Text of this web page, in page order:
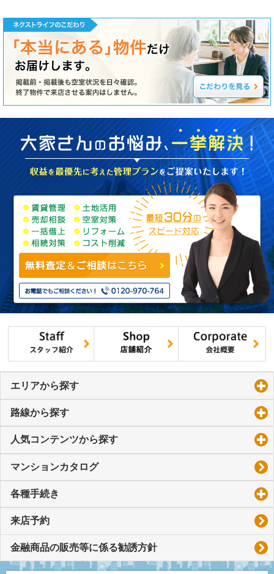
エリアから探す
路線から探す
人気コンテンツから探す
マンションカタログ
各種手続き
来店予約
金融商品の販売等に係る勧誘方針